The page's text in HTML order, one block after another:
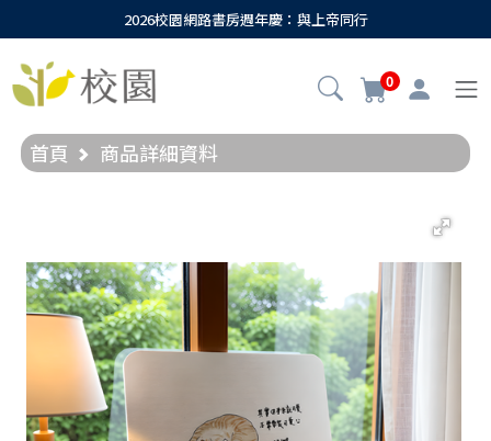
2026校園網路書房週年慶：與上帝同行
0
首頁 商品詳細資料